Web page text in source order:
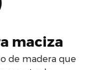
maciza
de madera que